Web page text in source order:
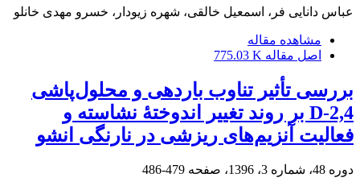
عباس دانایی فر، اسمعیل خالقی، شهره زیودار، خسرو مهدی خانلو
مشاهده مقاله
اصل مقاله 775.03 K
بررسی تأثیر تناوب باردهی و محلول‌پاشی
2,4-D بر روند تغییر اندوختۀ‌ نشاسته و
فعالیت آنزیم‌های ریزشی در نارنگی انشو
دوره 48، شماره 3، 1396، صفحه 479-486